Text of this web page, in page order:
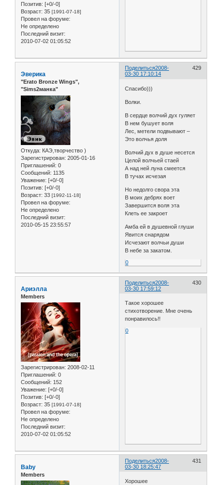
Позитив: [+0/-0]
Возраст: 35 [1991-07-18]
Провел на форуме:
Не определено
Последний визит:
2010-07-02 01:05:52
Поделиться 429
2008-
03-30 17:10:14
Эверика
"Erato Bronze Wings",
"Sims2манка"
Откуда: КАЭ,творчество )
Зарегистрирован: 2005-01-16
Приглашений: 0
Сообщений: 1135
Уважение: [+0/-0]
Позитив: [+0/-0]
Возраст: 33 [1992-11-18]
Провел на форуме:
Не определено
Последний визит:
2010-05-15 23:55:57
Спасибо)))
Волки.
В сердце волчий дух гуляет
В нем бушует воля
Лес, метели подвывают –
Это волчья доля
Волчий дух в душе несется
Целой волчьей стаей
А над ней луна смеется
В тучах исчезая
Но недолго свора эта
В моих дебрях воет
Завершится воля эта
Клеть ее закроет
Амба ей в душевной глуши
Явится снарядом
Исчезают волчьи души
В небе за закатом.
0
Поделиться 430
2008-
03-30 17:59:12
Ариэлла
Members
Зарегистрирован: 2008-02-11
Приглашений: 0
Сообщений: 152
Уважение: [+0/-0]
Позитив: [+0/-0]
Возраст: 35 [1991-07-18]
Провел на форуме:
Не определено
Последний визит:
2010-07-02 01:05:52
Такое хорошее
стихотворение. Мне очень
понравилось!!
0
Поделиться 431
2008-
03-30 18:25:47
Baby
Members
Хорошее